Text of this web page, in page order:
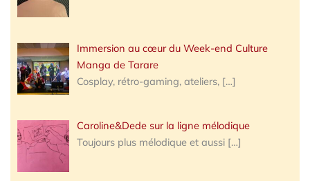
Immersion au cœur du Week-end Culture
Manga de Tarare
Cosplay, rétro-gaming, ateliers, […]
Caroline&Dede sur la ligne mélodique
Toujours plus mélodique et aussi […]